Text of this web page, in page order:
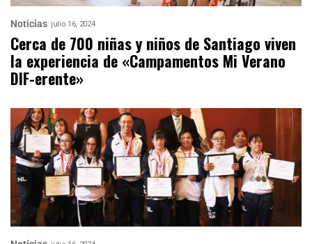
Noticias julio 16, 2024
Cerca de 700 niñas y niños de Santiago viven
la experiencia de «Campamentos Mi Verano
DIF-erente»